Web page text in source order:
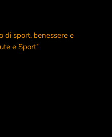
di sport, benessere e
e Sport”